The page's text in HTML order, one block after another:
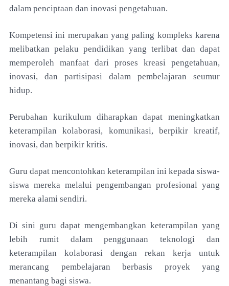
dalam penciptaan dan inovasi pengetahuan.
Kompetensi ini merupakan yang paling kompleks karena
melibatkan pelaku pendidikan yang terlibat dan dapat
memperoleh manfaat dari proses kreasi pengetahuan,
inovasi, dan partisipasi dalam pembelajaran seumur
hidup.
Perubahan kurikulum diharapkan dapat meningkatkan
keterampilan kolaborasi, komunikasi, berpikir kreatif,
inovasi, dan berpikir kritis.
Guru dapat mencontohkan keterampilan ini kepada siswa-
siswa mereka melalui pengembangan profesional yang
mereka alami sendiri.
Di sini guru dapat mengembangkan keterampilan yang
lebih rumit dalam penggunaan teknologi dan
keterampilan kolaborasi dengan rekan kerja untuk
merancang pembelajaran berbasis proyek yang
menantang bagi siswa.